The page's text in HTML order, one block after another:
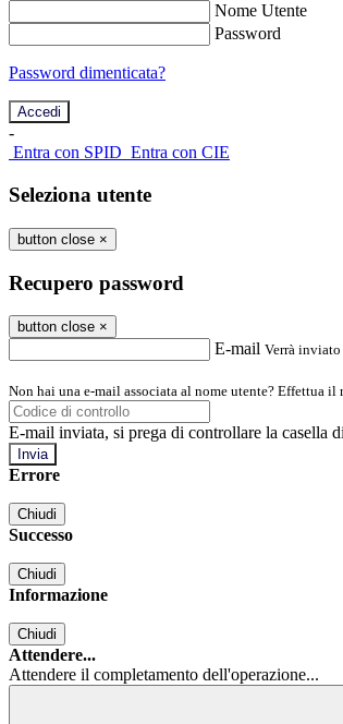
Nome Utente
Password
Password dimenticata?
-
Entra con SPID Entra con CIE
Seleziona utente
button close ×
Recupero password
button close ×
E-mail Verrà
Non hai una e-mail associata al nome utente? Effettua il
E-mail inviata, si prega di controllare la casella
Errore
Chiudi
Successo
Chiudi
Informazione
Chiudi
Attendere...
Attendere il completamento dell'operazione...